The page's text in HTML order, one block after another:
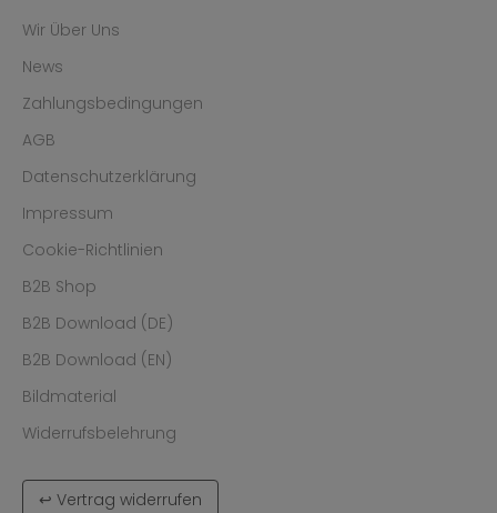
Wir Über Uns
News
Zahlungsbedingungen
AGB
Datenschutzerklärung
Impressum
Cookie-Richtlinien
B2B Shop
B2B Download (DE)
B2B Download (EN)
Bildmaterial
Widerrufsbelehrung
↩ Vertrag widerrufen